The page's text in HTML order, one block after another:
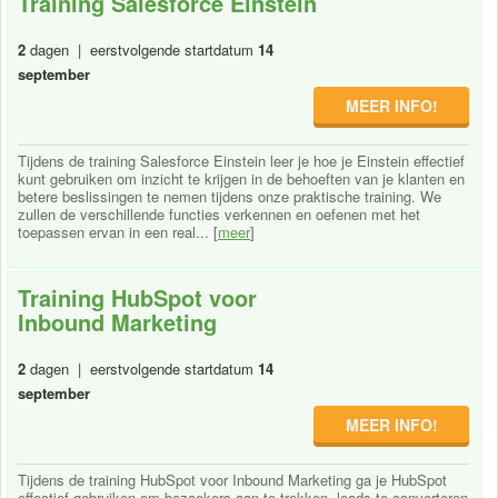
2 dagen | eerstvolgende startdatum 14
september
MEER INFO!
Tijdens de training Salesforce Einstein leer je hoe je Einstein effectief
kunt gebruiken om inzicht te krijgen in de behoeften van je klanten en
betere beslissingen te nemen tijdens onze praktische training. We
zullen de verschillende functies verkennen en oefenen met het
toepassen ervan in een real... [meer]
Training HubSpot voor
Inbound Marketing
2 dagen | eerstvolgende startdatum 14
september
MEER INFO!
Tijdens de training HubSpot voor Inbound Marketing ga je HubSpot